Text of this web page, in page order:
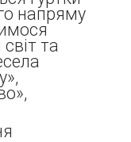
напряму
та